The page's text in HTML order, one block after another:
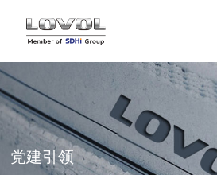
党建引领